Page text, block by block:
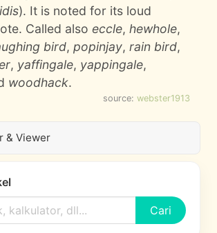
). It is noted for its loud
Called also eccle,hewhole,
bird,popinjay,rain bird,
, yaffingale, yappingale,
woodhack.
source: webster1913
& Viewer
Cari